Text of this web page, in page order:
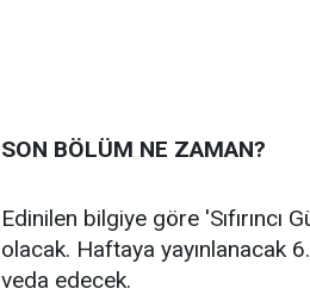
SON BÖLÜM NE ZAMAN?
Edinilen bilgiye göre
olacak. Haftaya yayınlanacak
veda edecek.